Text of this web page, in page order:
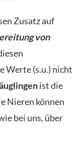
Zusatz auf
von
Werte (s.u.) nicht
ist die
Nieren können
bei uns, über